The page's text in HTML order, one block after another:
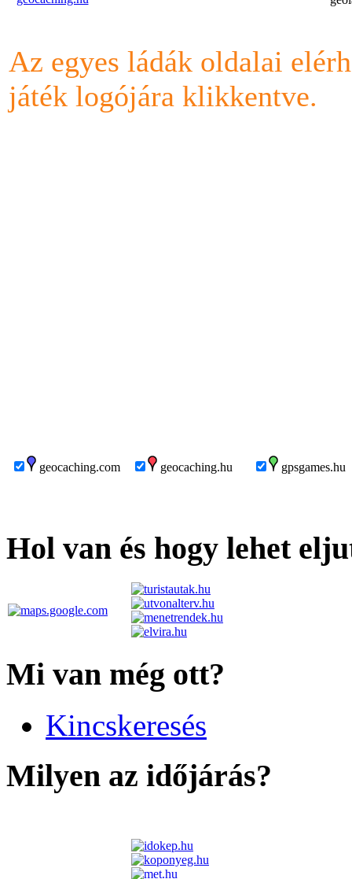
Az egyes ládák oldalai
játék logójára klikkentve.
geocaching.com geocaching.hu gpsgames.hu
Hol van és hogy lehet
Mi van még ott?
Kincskeresés
Milyen az időjárás?